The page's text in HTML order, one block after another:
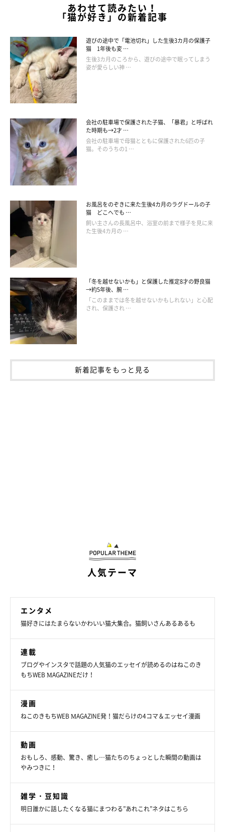
飼い主さん：
「コハクを保護して翌日動物病院に連れて行くと、歯の生え方な
どから生後4週間程度
重が270gしかなく、小さいながらも必死で生きていました。
必死に叫んで私たちが見つけた命。誰かに譲ったりする選択肢は
なく、大切に育てていこうと決めて、コハクを家にお迎えしたん
です」
何事にも動じない性格で、「大物だな」と感
じることも
あわせて読みたい！
「猫が好き」の新着記事
遊びの途中で「電池切れ」した生後3カ月の保護子
猫 1年後も変 …
生後3カ月のころから、遊びの途中で眠ってしまう
姿が愛らしい神 …
会社の駐車場で保護された子猫、「暴君」と呼ばれ
た時期も→2才 …
会社の駐車場で母猫とともに保護された6匹の子
猫。そのうちの1 …
お風呂をのぞきに来た生後4カ月のラグドールの子
猫 どこへでも …
飼い主さんの長風呂中、浴室の前まで様子を見に来
た生後4カ月の …
「冬を越せないかも」と保護した推定8才の野良猫
→約5年後、腕 …
「このままでは冬を越せないかもしれない」と心配
され、保護され …
新着記事をもっと見る
人気テーマ
エンタメ
猫好きにはたまらないかわいい猫大集合。猫飼いさんあるあるも
連載
ブログやインスタで話題の人気猫のエッセイが読めるのはねこのき
もちWEB MAGAZINEだけ！
漫画
ねこのきもちWEB MAGAZINE発！猫だらけの4コマ＆エッセイ漫画
動画
おもしろ、感動、驚き、癒し…猫たちのちょっとした瞬間の動画は
やみつきに！
雑学・豆知識
明日誰かに話したくなる猫にまつわる”あれこれ”ネタはこちら